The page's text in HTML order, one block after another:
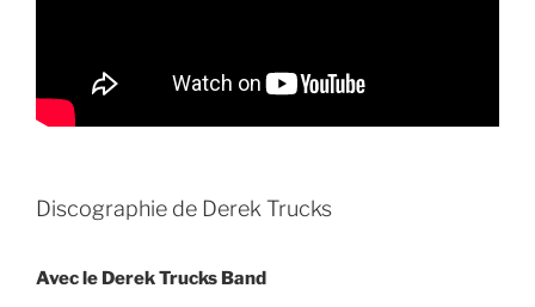
Discographie de Derek Trucks
Avec le Derek Trucks Band